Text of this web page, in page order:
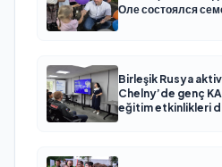
Оле состоялся
Birleşik Rusya
Chelny’de genç
eğitim etkinlikleri